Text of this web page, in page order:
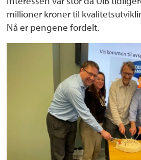
millioner kroner til
Nå er pengene fordelt.